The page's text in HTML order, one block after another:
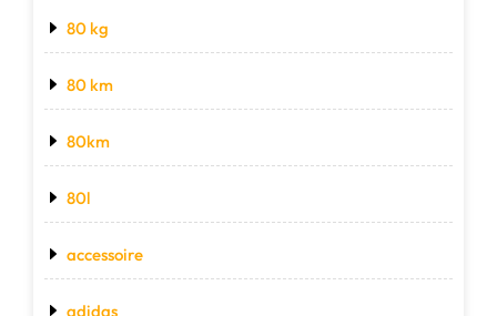
80 kg
80 km
80km
80l
accessoire
adidas